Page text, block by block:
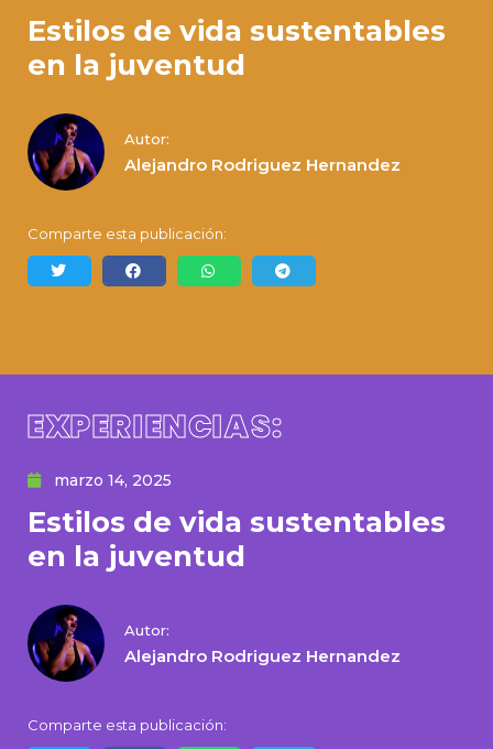
Estilos de vida sustentables
en la juventud
Autor:
Alejandro Rodriguez Hernandez
Comparte esta publicación:
EXPERIENCIAS:
marzo 14, 2025
Estilos de vida sustentables
en la juventud
Autor:
Alejandro Rodriguez Hernandez
Comparte esta publicación: